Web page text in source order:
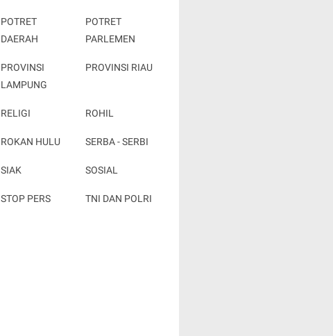
POTRET
DAERAH
POTRET
PARLEMEN
PROVINSI
LAMPUNG
PROVINSI RIAU
RELIGI ROHIL
ROKAN HULU SERBA - SERBI
SIAK SOSIAL
STOP PERS TNI DAN POLRI